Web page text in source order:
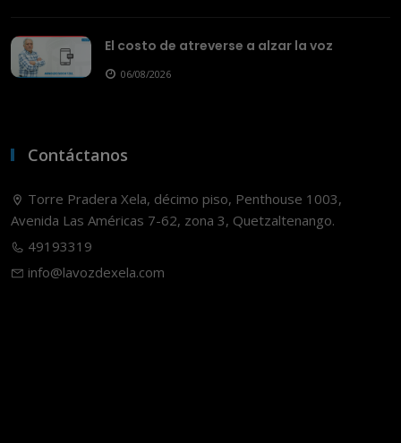
El costo de atreverse a alzar la voz
06/08/2026
Contáctanos
Torre Pradera Xela, décimo piso, Penthouse 1003,
Avenida Las Américas 7-62, zona 3, Quetzaltenango.
49193319
info@lavozdexela.com